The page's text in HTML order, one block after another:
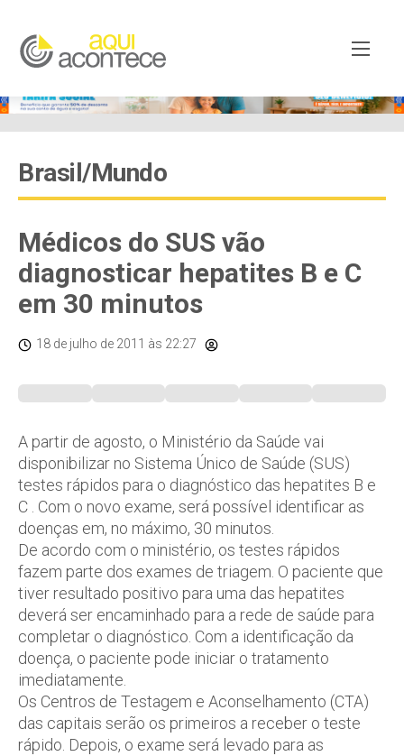
Brasil/Mundo
Médicos do SUS vão
diagnosticar hepatites B e C
em 30 minutos
18 de julho de 2011 às 22:27
A partir de agosto, o Ministério da Saúde vai
disponibilizar no Sistema Único de Saúde (SUS)
testes rápidos para o diagnóstico das hepatites B e
C . Com o novo exame, será possível identificar as
doenças em, no máximo, 30 minutos.
De acordo com o ministério, os testes rápidos
fazem parte dos exames de triagem. O paciente que
tiver resultado positivo para uma das hepatites
deverá ser encaminhado para a rede de saúde para
completar o diagnóstico. Com a identificação da
doença, o paciente pode iniciar o tratamento
imediatamente.
Os Centros de Testagem e Aconselhamento (CTA)
das capitais serão os primeiros a receber o teste
rápido. Depois, o exame será levado para as